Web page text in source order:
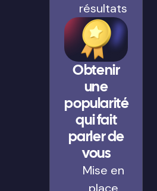
résultats
Obtenir
une
popularité
qui fait
parler de
vous
Mise en
place